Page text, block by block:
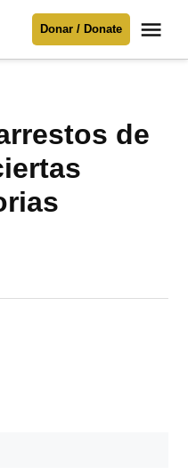
Donar / Donate
de